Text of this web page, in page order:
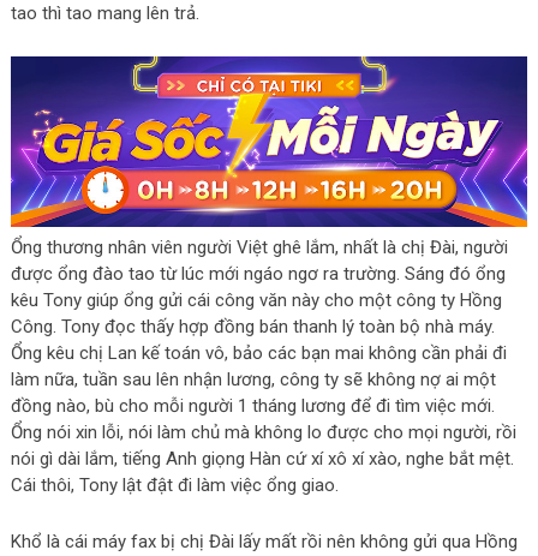
tao thì tao mang lên trả.
Ổng thương nhân viên người Việt ghê lắm, nhất là chị Đài, người
được ổng đào tao từ lúc mới ngáo ngơ ra trường. Sáng đó ổng
kêu Tony giúp ổng gửi cái công văn này cho một công ty Hồng
Công. Tony đọc thấy hợp đồng bán thanh lý toàn bộ nhà máy.
Ổng kêu chị Lan kế toán vô, bảo các bạn mai không cần phải đi
làm nữa, tuần sau lên nhận lương, công ty sẽ không nợ ai một
đồng nào, bù cho mỗi người 1 tháng lương để đi tìm việc mới.
Ổng nói xin lỗi, nói làm chủ mà không lo được cho mọi người, rồi
nói gì dài lắm, tiếng Anh giọng Hàn cứ xí xô xí xào, nghe bắt mệt.
Cái thôi, Tony lật đật đi làm việc ổng giao.
Khổ là cái máy fax bị chị Đài lấy mất rồi nên không gửi qua Hồng